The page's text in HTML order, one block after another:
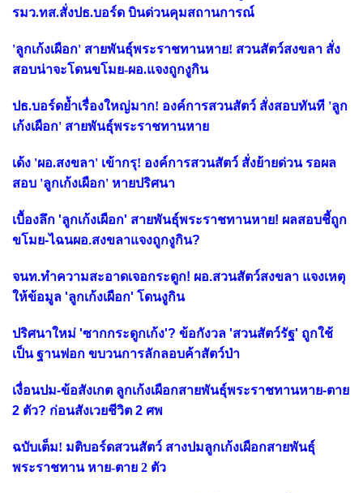
รมว.ทส.สั่งปธ.บอร์ด บินด่วนคุมสถานการณ์
'ลูกเก้งเผือก' สายพันธุ์พระราชทานหาย! สวนสัตว์สงขลา สั่ง
สอบน่าจะโดนขโมย-ผอ.แจงถูกงูกิน
ปธ.บอร์ดย้ำเรื่องใหญ่มาก! องค์การสวนสัตว์ สั่งสอบทันที 'ลูก
เก้งเผือก' สายพันธุ์พระราชทานหาย
เด้ง 'ผอ.สงขลา' เข้ากรุ! องค์การสวนสัตว์ สั่งย้ายด่วน รอผล
สอบ 'ลูกเก้งเผือก' หายปริศนา
เบื้องลึก 'ลูกเก้งเผือก' สายพันธุ์พระราชทานหาย! ผลสอบชี้ถูก
ขโมย-ไฉนผอ.สงขลาแจงถูกงูกิน?
จนท.ทำความสะอาดเจอกระดูก! ผอ.สวนสัตว์สงขลา แจงเหตุ
ให้ข้อมูล 'ลูกเก้งเผือก' โดนงูกิน
ปริศนาใหม่ 'ซากกระดูกเก้ง'? ข้อกังวล 'สวนสัตว์รัฐ' ถูกใช้
เป็น ฐานฟอก ขบวนการลักลอบค้าสัตว์ป่า
เงื่อนปม-ข้อสังเกต ลูกเก้งเผือกสายพันธุ์พระราชทานหาย-ตาย
2 ตัว? ก่อนสังเวยชีวิต 2 ศพ
ฉบับเต็ม! มติบอร์ดสวนสัตว์ สางปมลูกเก้งเผือกสายพันธุ์
พระราชทาน หาย-ตาย 2 ตัว